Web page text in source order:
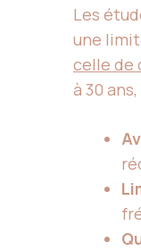
Les
une
celle de
à 30